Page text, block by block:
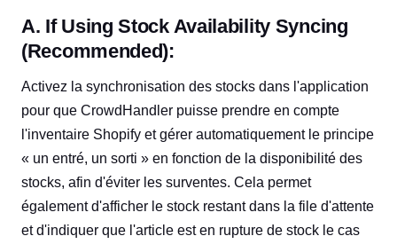
A. If Using Stock Availability Syncing
(Recommended):
Activez la synchronisation des stocks dans l'application
pour que CrowdHandler puisse prendre en compte
l'inventaire Shopify et gérer automatiquement le principe
« un entré, un sorti » en fonction de la disponibilité des
stocks, afin d'éviter les surventes. Cela permet
également d'afficher le stock restant dans la file d'attente
et d'indiquer que l'article est en rupture de stock le cas